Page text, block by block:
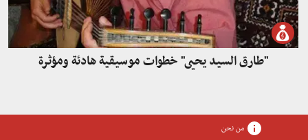
"طارق السيد يحيى" خطوات موسيقية هادئة ومؤثرة
من نحن